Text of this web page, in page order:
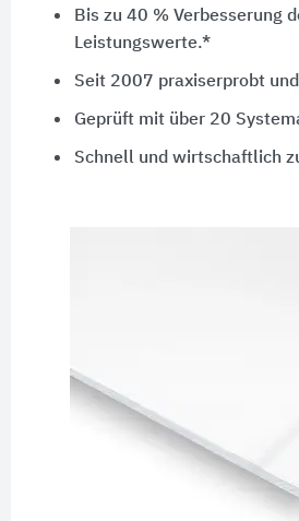
Bis zu 40 %Verbesserung
Leistungswerte.*
Seit 2007 praxiserprobt
Geprüft mit über 20
Schnell und wirtschaftlich